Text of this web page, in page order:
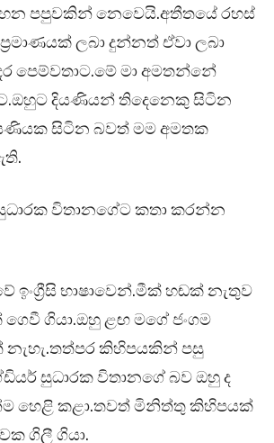
පපුවකින් නෙවෙයි.අතීතයේ රහස්
ලබා දුන්නත් ඒවා ලබා
පෙම්වතාට.මේ මා අමතන්නේ
දියණියන් තිදෙනෙකු සිටින
සිටින බවත් මම අමතක
සුධාරක විතානගේට කතා කරන්න
ඉංග්‍රීසි භාෂාවෙන්.මීක් හඬක් නැතුව
ගියා.ඔහු ළඟ මගේ ජංගම
නැහැ.තත්පර කිහිපයකින් පසු
සුධාරක විතානගේ බව ඔහු ද
හෙළි කළා.තවත් මිනිත්තු කිහිපයක්
ගිලී ගියා.